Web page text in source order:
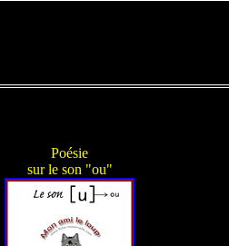
Poésie
sur le son "ou"